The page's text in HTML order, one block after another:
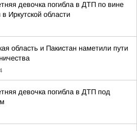
девочка погибла в ДТП по вине
Иркутской области
область и Пакистан наметили пути
девочка погибла в ДТП под